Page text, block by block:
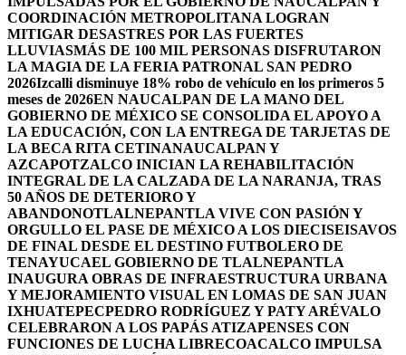
COORDINACIÓN METROPOLITANA LOGRAN
MITIGAR DESASTRES POR LAS FUERTES
LLUVIASMÁS DE 100 MIL PERSONAS DISFRUTARON
LA MAGIA DE LA FERIA PATRONAL SAN PEDRO
2026Izcalli disminuye 18% robo de vehículo en los primeros 5
meses de 2026EN NAUCALPAN DE LA MANO DEL
GOBIERNO DE MÉXICO SE CONSOLIDA EL APOYO A
LA EDUCACIÓN, CON LA ENTREGA DE TARJETAS DE
LA BECA RITA CETINANAUCALPAN Y
AZCAPOTZALCO INICIAN LA REHABILITACIÓN
INTEGRAL DE LA CALZADA DE LA NARANJA, TRAS
50 AÑOS DE DETERIORO Y
ABANDONOTLALNEPANTLA VIVE CON PASIÓN Y
ORGULLO EL PASE DE MÉXICO A LOS DIECISEISAVOS
DE FINAL DESDE EL DESTINO FUTBOLERO DE
TENAYUCAEL GOBIERNO DE TLALNEPANTLA
INAUGURA OBRAS DE INFRAESTRUCTURA URBANA
Y MEJORAMIENTO VISUAL EN LOMAS DE SAN JUAN
IXHUATEPECPEDRO RODRÍGUEZ Y PATY ARÉVALO
CELEBRARON A LOS PAPÁS ATIZAPENSES CON
FUNCIONES DE LUCHA LIBRECOACALCO IMPULSA